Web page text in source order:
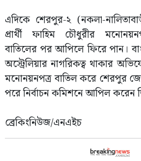
এদিকে শেরপুর-২ (নকলা-
প্রার্থী ফাহিম চৌধুরীর
বাতিলের পর আপিলে ফিরে পান।
অস্ট্রেলিয়ার নাগরিকত্ব থাকার
মনোনয়নপত্র বাতিল করে শেরপুর জেলা
পরে নির্বাচন কমিশনে আপিল করেন
ব্রেকিংনিউজ/এনএইচ